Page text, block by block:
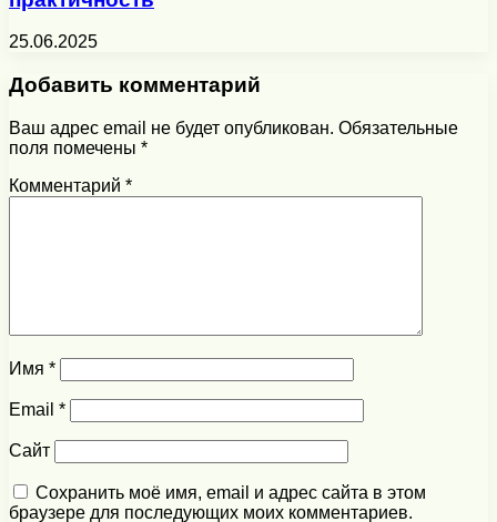
25.06.2025
Добавить комментарий
Ваш адрес email не будет опубликован. Обязательные
поля помечены *
Комментарий *
Имя *
Email *
Сайт
Сохранить моё имя, email и адрес сайта в этом
браузере для последующих моих комментариев.